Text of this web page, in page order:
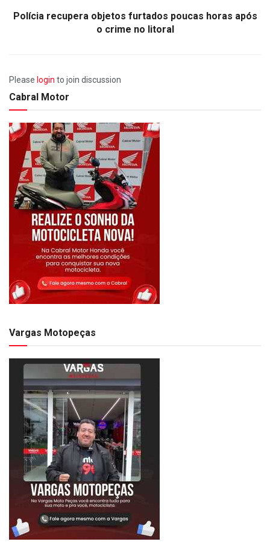
Polícia recupera objetos furtados poucas horas após
o crime no litoral
Please login to join discussion
Cabral Motor
Vargas Motopeças